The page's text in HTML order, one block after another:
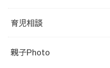
育児相談
親子Photo